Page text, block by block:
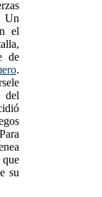
Un
el
de
.
su